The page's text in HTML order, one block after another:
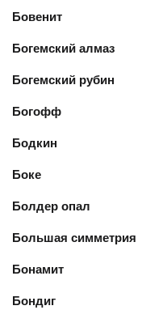
Бовенит
Богемский алмаз
Богемский рубин
Богофф
Бодкин
Боке
Болдер опал
Большая симметрия
Бонамит
Бондиг